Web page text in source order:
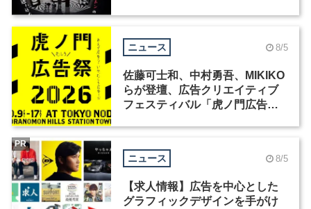
ニュース 8/5
佐藤可士和、中村勇吾、MIKIKO
らが登壇、広告クリエイティブ
フェスティバル「虎ノ門広告
ニュース 8/5
【求人情報】広告を中心とした
グラフィックデザインを手がけ
PR